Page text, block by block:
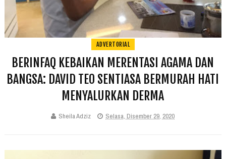
ADVERTORIAL
BERINFAQ KEBAIKAN MERENTASI AGAMA DAN
BANGSA: DAVID TEO SENTIASA BERMURAH HATI
MENYALURKAN DERMA
Sheila Adziz Selasa, Disember 29, 2020